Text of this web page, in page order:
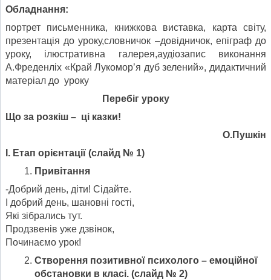
Обладнання:
портрет письменника, книжкова виставка, карта світу,
презентація до уроку,словничок –довідничок, епіграф до
уроку, ілюстративна галерея,аудіозапис виконання
А.Фреденліх «Край Лукомор’я дуб зелений», дидактичний
матеріал до уроку
Перебіг уроку
Що за розкіш – ці казки!
О.Пушкін
І. Етап орієнтації (слайд № 1)
Привітання
-Добрий день, діти! Сідайте.
І добрий день, шановні гості,
Які зібрались тут.
Продзвенів уже дзвінок,
Починаємо урок!
Створення позитивної психолого – емоційної
обстановки в класі. (слайд № 2)